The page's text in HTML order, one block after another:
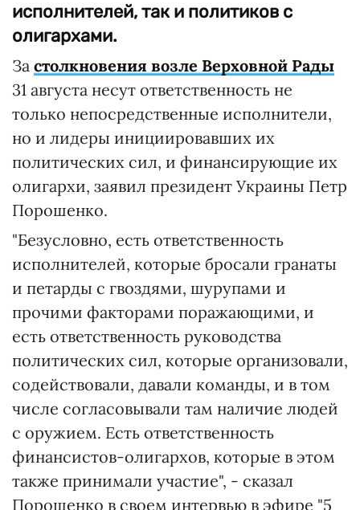
исполнителей, так и политиков с
олигархами.
За столкновения возле Верховной Рады
31 августа несут ответственность не
только непосредственные исполнители,
но и лидеры инициировавших их
политических сил, и финансирующие их
олигархи, заявил президент Украины Петр
Порошенко.
"Безусловно, есть ответственность
исполнителей, которые бросали гранаты
и петарды с гвоздями, шурупами и
прочими факторами поражающими, и
есть ответственность руководства
политических сил, которые организовали,
содействовали, давали команды, и в том
числе согласовывали там наличие людей
с оружием. Есть ответственность
финансистов-олигархов, которые в этом
также принимали участие", - сказал
Порошенко в своем интервью в эфире "5